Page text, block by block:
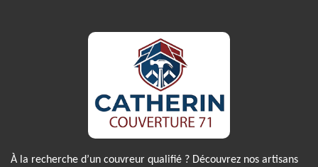
À la recherche d’un couvreur qualifié ? Découvrez nos artisans